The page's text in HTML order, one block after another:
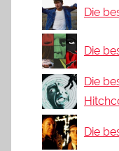
Die
Die
Die
Die